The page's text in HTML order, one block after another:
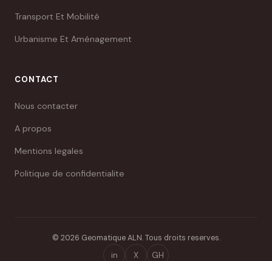
Transport Et Mobilité
Urbanisme Et Aménagement
CONTACT
Nous contacter
A propos
Mentions legales
Politique de confidentialite
© 2026 Geomatique ALN. Tous droits reserves.
in X GH